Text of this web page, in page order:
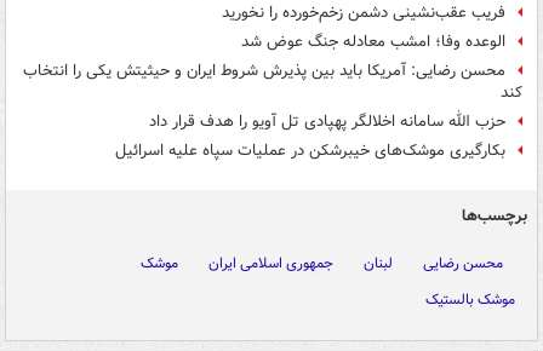
فریب عقب‌نشینی دشمن زخم‌خورده را نخورید
الوعده وفا؛ امشب معادله جنگ عوض شد
محسن رضایی: آمریکا باید بین پذیرش شروط ایران و حیثیتش یکی را انتخاب
کند
حزب الله سامانه اخلالگر پهپادی تل آویو را هدف قرار داد
بکارگیری موشک‌های خیبرشکن در عملیات سپاه علیه اسرائیل
برچسب‌ها
محسن رضایی لبنان جمهوری اسلامی ایران
موشک
موشک بالستیک